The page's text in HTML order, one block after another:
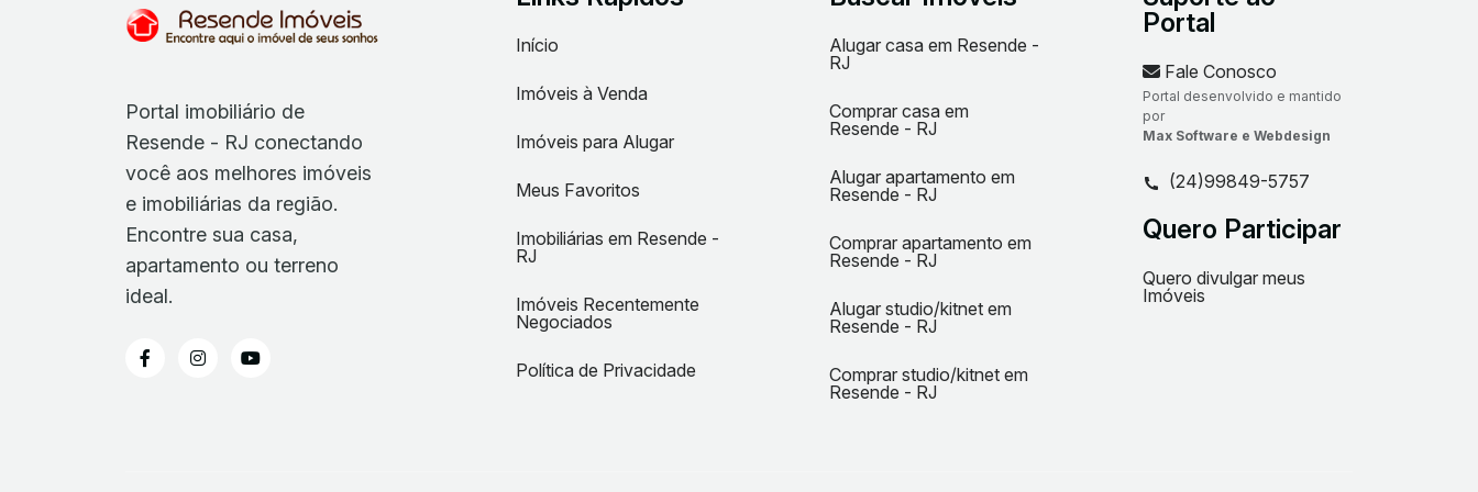
Portal imobiliário de
Resende - RJ conectando
você aos melhores imóveis
e imobiliárias da região.
Encontre sua casa,
apartamento ou terreno
ideal.
Início
Imóveis à Venda
Imóveis para Alugar
Meus Favoritos
Imobiliárias em Resende -
RJ
Imóveis Recentemente
Negociados
Política de Privacidade
Alugar casa em Resende -
RJ
Comprar casa em
Resende - RJ
Alugar apartamento em
Resende - RJ
Comprar apartamento em
Resende - RJ
Alugar studio/kitnet em
Resende - RJ
Comprar studio/kitnet em
Resende - RJ
Portal
Fale Conosco
Portal desenvolvido e mantido
por
Max Software e Webdesign
(24)99849-5757
Quero Participar
Quero divulgar meus
Imóveis